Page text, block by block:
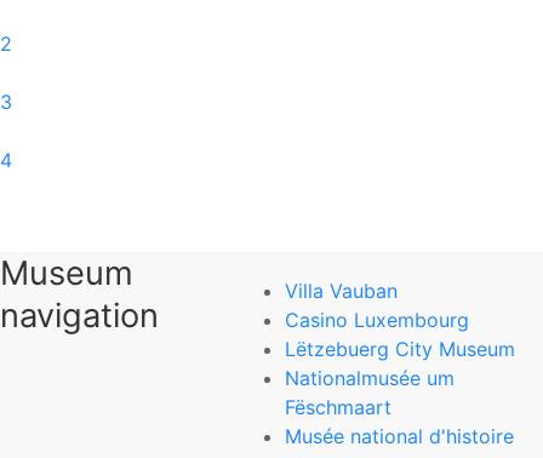
2
3
4
6
0
Nationalmuseum für Naturgeschichte
Museum
navigation
Villa Vauban
Casino Luxembourg
Lëtzebuerg City Museum
Nationalmusée um
Fëschmaart
Musée national d'histoire